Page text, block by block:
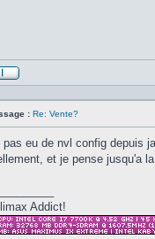
Profil
: Re: Vente?
pas eu de nvl config depuis
et je pense jusqu'a
Addict!